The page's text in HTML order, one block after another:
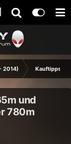
2014) Kauftipps &
und
780m